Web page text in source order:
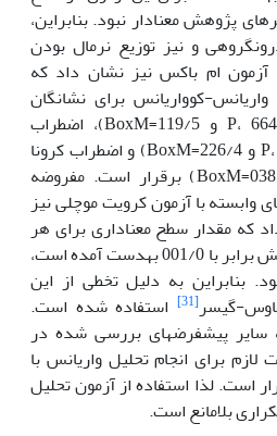
پژوهش معنا‏دار نبود. بنابراین،
و نیز توزیع نرمال بودن
آزمون ام‏ باکس نیز نشان داد که
کوواریانس برای نشانگان
افت روحیه (402/0=P، 664/0=F و 119/5=BoxM)، اضطراب
اجتماعی (188/0=P، 537/0=F و 226/4=BoxM) و اضطراب کرونا
(305/0=P، 488/0=F و 038/6=BoxM) برقرار است. مفروضه
وابسته با آزمون کرویت موچلی نیز
که مقدار سطح معنا‏داری برای هر
یک از متغیرهای مورد پژوهش برابر با 001/0 به‏دست آمده است،
بنابراین به دلیل تخطی از این
گیسر[31]
استفاده شده است.
سایر پیش‏فرض‏های بررسی شده در
برای انجام تحلیل واریانس با
است. لذا استفاده از آزمون تحلیل
بلامانع است.